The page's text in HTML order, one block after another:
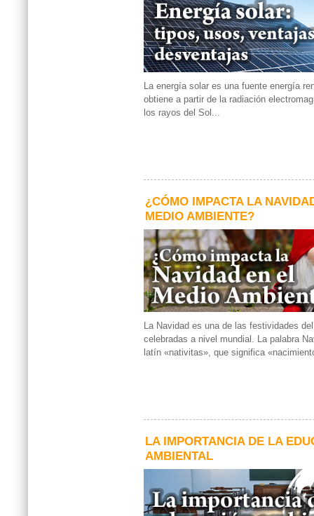
La energía solar es una fuente energía
obtiene a partir de la radiación
los rayos del Sol...
¿CÓMO IMPACTA LA
MEDIO AMBIENTE?
La Navidad es una de las festividades
celebradas a nivel mundial. La palabra
latín «nativitas», que significa
LA IMPORTANCIA DE LA
AMBIENTAL